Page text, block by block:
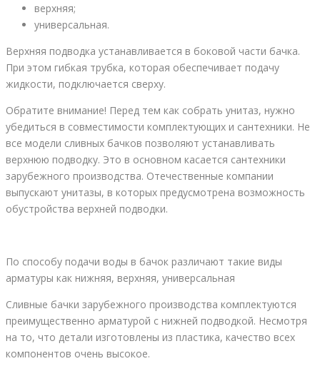
верхняя;
универсальная.
Верхняя подводка устанавливается в боковой части бачка.
При этом гибкая трубка, которая обеспечивает подачу
жидкости, подключается сверху.
Обратите внимание! Перед тем как собрать унитаз, нужно
убедиться в совместимости комплектующих и сантехники. Не
все модели сливных бачков позволяют устанавливать
верхнюю подводку. Это в основном касается сантехники
зарубежного производства. Отечественные компании
выпускают унитазы, в которых предусмотрена возможность
обустройства верхней подводки.
По способу подачи воды в бачок различают такие виды
арматуры как нижняя, верхняя, универсальная
Сливные бачки зарубежного производства комплектуются
преимущественно арматурой с нижней подводкой. Несмотря
на то, что детали изготовлены из пластика, качество всех
компонентов очень высокое.